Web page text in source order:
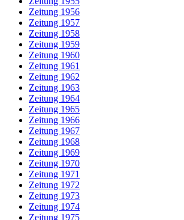
Zeitung 1956
Zeitung 1957
Zeitung 1958
Zeitung 1959
Zeitung 1960
Zeitung 1961
Zeitung 1962
Zeitung 1963
Zeitung 1964
Zeitung 1965
Zeitung 1966
Zeitung 1967
Zeitung 1968
Zeitung 1969
Zeitung 1970
Zeitung 1971
Zeitung 1972
Zeitung 1973
Zeitung 1974
Zeitung 1975